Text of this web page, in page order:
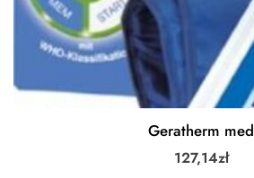
Geratherm med
127,14zł